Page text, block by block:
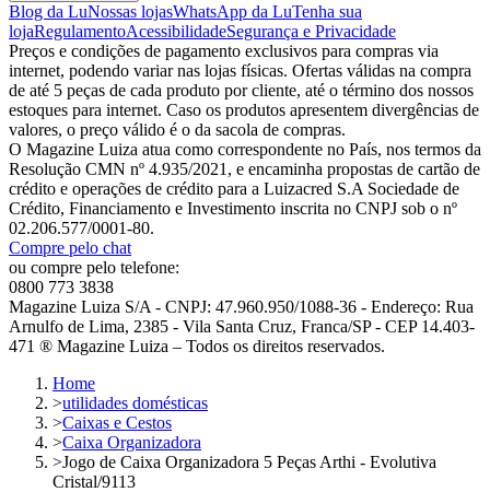
Blog da LuNossas lojasWhatsApp da LuTenha sua
lojaRegulamentoAcessibilidadeSegurança e Privacidade
Preços e condições de pagamento exclusivos para compras via
internet, podendo variar nas lojas físicas. Ofertas válidas na compra
de até 5 peças de cada produto por cliente, até o término dos nossos
estoques para internet. Caso os produtos apresentem divergências de
valores, o preço válido é o da sacola de compras.
O Magazine Luiza atua como correspondente no País, nos termos da
Resolução CMN nº 4.935/2021, e encaminha propostas de cartão de
crédito e operações de crédito para a Luizacred S.A Sociedade de
Crédito, Financiamento e Investimento inscrita no CNPJ sob o nº
02.206.577/0001-80.
Compre pelo chat
ou compre pelo telefone:
0800 773 3838
Magazine Luiza S/A - CNPJ: 47.960.950/1088-36 - Endereço: Rua
Arnulfo de Lima, 2385 - Vila Santa Cruz, Franca/SP - CEP 14.403-
471 ® Magazine Luiza – Todos os direitos reservados.
Home
>utilidades domésticas
>Caixas e Cestos
>Caixa Organizadora
>Jogo de Caixa Organizadora 5 Peças Arthi - Evolutiva
Cristal/9113